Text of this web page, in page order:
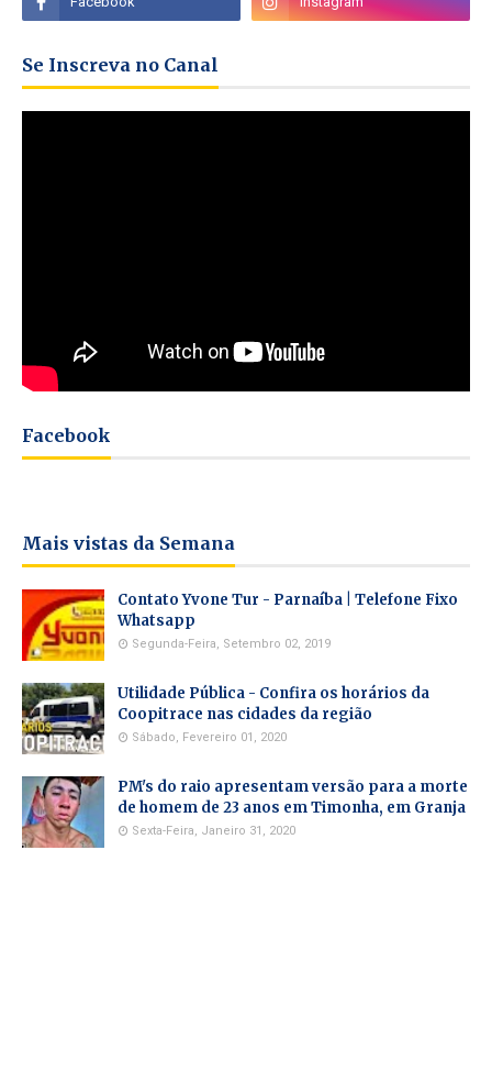
Se Inscreva no Canal
Facebook
Mais vistas da Semana
Contato Yvone Tur - Parnaíba | Telefone Fixo
Whatsapp
Segunda-Feira, Setembro 02, 2019
Utilidade Pública - Confira os horários da
Coopitrace nas cidades da região
Sábado, Fevereiro 01, 2020
PM's do raio apresentam versão para a morte
de homem de 23 anos em Timonha, em Granja
Sexta-Feira, Janeiro 31, 2020